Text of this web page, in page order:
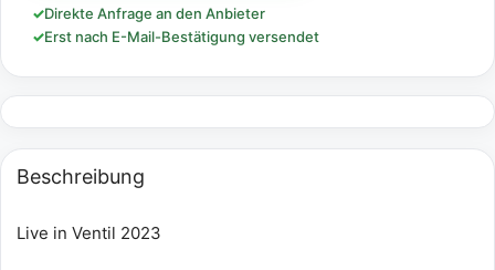
✓Direkte Anfrage an den Anbieter
✓Erst nach E-Mail-Bestätigung versendet
Beschreibung
Live in Ventil 2023